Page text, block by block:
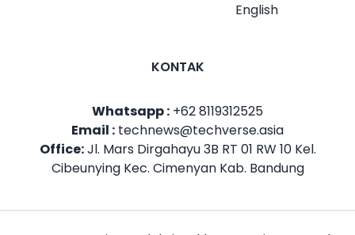
English
KONTAK
Whatsapp : +62 8119312525
Email : technews@techverse.asia
Office:Jl. Mars Dirgahayu 3B RT 01 RW 10 Kel.
Cibeunying Kec. Cimenyan Kab. Bandung